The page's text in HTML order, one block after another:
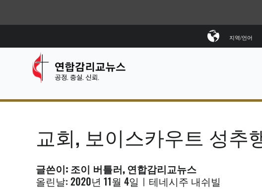
지역/언어
교회, 보이스카우트 성추
글쓴이: 조이 버틀러, 연합감리교뉴스
올린날: 2020년 11월 4일ㅣ테네시주 내쉬빌